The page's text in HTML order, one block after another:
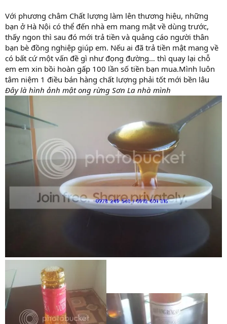
Với phương châm Chất lượng làm lên thương hiệu, những
bạn ở Hà Nội có thể đến nhà em mang mật về dùng trước,
thấy ngon thì sau đó mới trả tiền và quảng cáo người thân
bạn bè đồng nghiệp giúp em. Nếu ai đã trả tiền mật mang về
có bất cứ một vấn đề gì như đọng đường… thì quay lại chỗ
em em xin bồi hoàn gấp 100 lần số tiền bạn mua.Mình luôn
tâm niệm 1 điều bán hàng chất lượng phải tốt mới bền lâu
Đây là hình ảnh mật ong rừng Sơn La nhà mình